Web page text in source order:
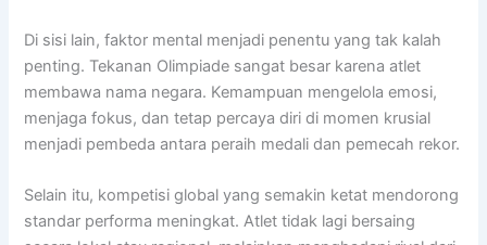
Di sisi lain, faktor mental menjadi penentu yang tak kalah
penting. Tekanan Olimpiade sangat besar karena atlet
membawa nama negara. Kemampuan mengelola emosi,
menjaga fokus, dan tetap percaya diri di momen krusial
menjadi pembeda antara peraih medali dan pemecah rekor.
Selain itu, kompetisi global yang semakin ketat mendorong
standar performa meningkat. Atlet tidak lagi bersaing